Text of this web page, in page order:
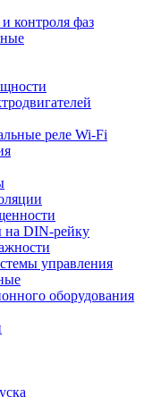
контроля фаз
реле Wi-Fi
на DIN-рейку
управления
оборудования